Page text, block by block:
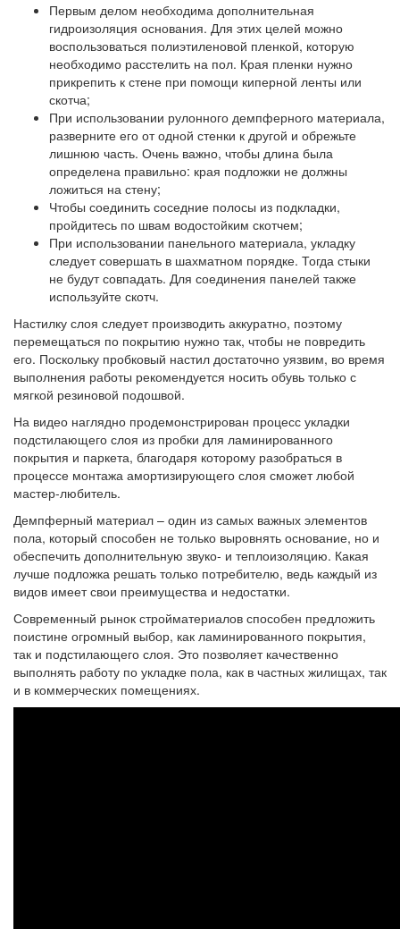
Первым делом необходима дополнительная
гидроизоляция основания. Для этих целей можно
воспользоваться полиэтиленовой пленкой, которую
необходимо расстелить на пол. Края пленки нужно
прикрепить к стене при помощи киперной ленты или
скотча;
При использовании рулонного демпферного материала,
разверните его от одной стенки к другой и обрежьте
лишнюю часть. Очень важно, чтобы длина была
определена правильно: края подложки не должны
ложиться на стену;
Чтобы соединить соседние полосы из подкладки,
пройдитесь по швам водостойким скотчем;
При использовании панельного материала, укладку
следует совершать в шахматном порядке. Тогда стыки
не будут совпадать. Для соединения панелей также
используйте скотч.
Настилку слоя следует производить аккуратно, поэтому
перемещаться по покрытию нужно так, чтобы не повредить
его. Поскольку пробковый настил достаточно уязвим, во время
выполнения работы рекомендуется носить обувь только с
мягкой резиновой подошвой.
На видео наглядно продемонстрирован процесс укладки
подстилающего слоя из пробки для ламинированного
покрытия и паркета, благодаря которому разобраться в
процессе монтажа амортизирующего слоя сможет любой
мастер-любитель.
Демпферный материал – один из самых важных элементов
пола, который способен не только выровнять основание, но и
обеспечить дополнительную звуко- и теплоизоляцию. Какая
лучше подложка решать только потребителю, ведь каждый из
видов имеет свои преимущества и недостатки.
Современный рынок стройматериалов способен предложить
поистине огромный выбор, как ламинированного покрытия,
так и подстилающего слоя. Это позволяет качественно
выполнять работу по укладке пола, как в частных жилищах, так
и в коммерческих помещениях.